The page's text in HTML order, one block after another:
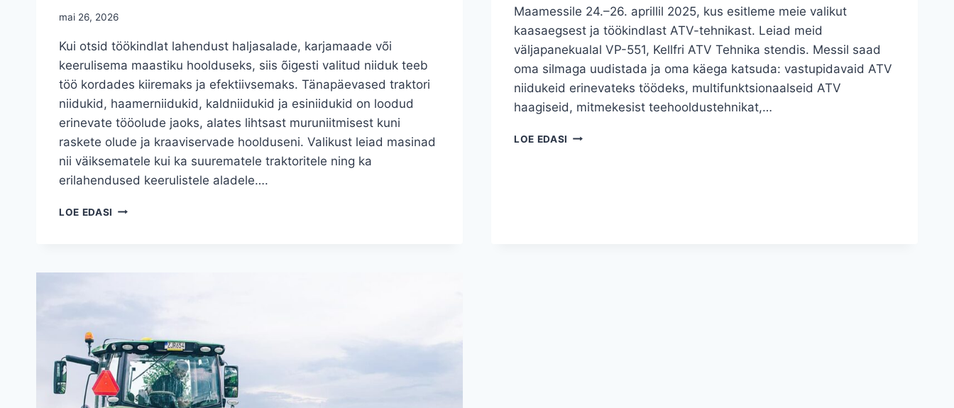
mai 26, 2026
Kui otsid töökindlat lahendust haljasalade, karjamaade või
keerulisema maastiku hoolduseks, siis õigesti valitud niiduk teeb
töö kordades kiiremaks ja efektiivsemaks. Tänapäevased traktori
niidukid, haamerniidukid, kaldniidukid ja esiniidukid on loodud
erinevate tööolude jaoks, alates lihtsast muruniitmisest kuni
raskete olude ja kraaviservade hoolduseni. Valikust leiad masinad
nii väiksematele kui ka suurematele traktoritele ning ka
erilahendused keerulistele aladele….
LOE EDASI NIIDUKID
MASIN
ERINEVATEKS
TÖÖDEKS?
Maamessile 24.–26. aprillil 2025, kus esitleme meie valikut
kaasaegsest ja töökindlast ATV-tehnikast. Leiad meid
väljapanekualal VP-551, Kellfri ATV Tehnika stendis. Messil saad
oma silmaga uudistada ja oma käega katsuda: vastupidavaid ATV
niidukeid erinevateks töödeks, multifunktsionaalseid ATV
haagiseid, mitmekesist teehooldustehnikat,…
LOE EDASI KOHTUMISENI